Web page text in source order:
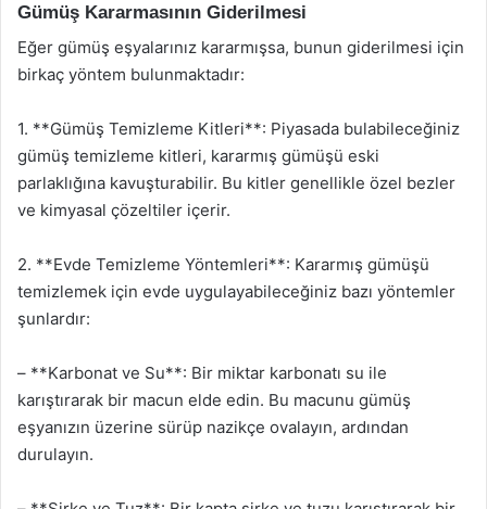
Gümüş Kararmasının Giderilmesi
Eğer gümüş eşyalarınız kararmışsa, bunun giderilmesi için
birkaç yöntem bulunmaktadır:
1. **Gümüş Temizleme Kitleri**: Piyasada bulabileceğiniz
gümüş temizleme kitleri, kararmış gümüşü eski
parlaklığına kavuşturabilir. Bu kitler genellikle özel bezler
ve kimyasal çözeltiler içerir.
2. **Evde Temizleme Yöntemleri**: Kararmış gümüşü
temizlemek için evde uygulayabileceğiniz bazı yöntemler
şunlardır:
– **Karbonat ve Su**: Bir miktar karbonatı su ile
karıştırarak bir macun elde edin. Bu macunu gümüş
eşyanızın üzerine sürüp nazikçe ovalayın, ardından
durulayın.